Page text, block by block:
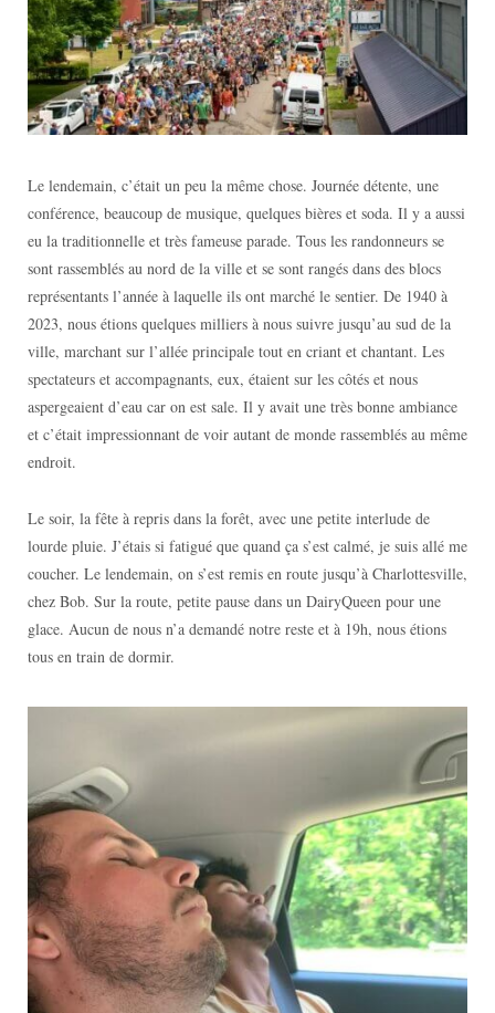
Le lendemain, c’était un peu la même chose. Journée détente, une
conférence, beaucoup de musique, quelques bières et soda. Il y a aussi
eu la traditionnelle et très fameuse parade. Tous les randonneurs se
sont rassemblés au nord de la ville et se sont rangés dans des blocs
représentants l’année à laquelle ils ont marché le sentier. De 1940 à
2023, nous étions quelques milliers à nous suivre jusqu’au sud de la
ville, marchant sur l’allée principale tout en criant et chantant. Les
spectateurs et accompagnants, eux, étaient sur les côtés et nous
aspergeaient d’eau car on est sale. Il y avait une très bonne ambiance
et c’était impressionnant de voir autant de monde rassemblés au même
endroit.
Le soir, la fête à repris dans la forêt, avec une petite interlude de
lourde pluie. J’étais si fatigué que quand ça s’est calmé, je suis allé me
coucher. Le lendemain, on s’est remis en route jusqu’à Charlottesville,
chez Bob. Sur la route, petite pause dans un DairyQueen pour une
glace. Aucun de nous n’a demandé notre reste et à 19h, nous étions
tous en train de dormir.